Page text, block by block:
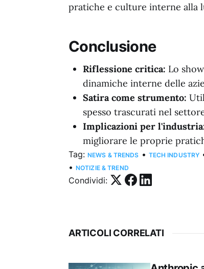
pratiche e culture interne alla
Conclusione
Riflessione critica: Lo
dinamiche interne delle
Satira come strumento:
spesso trascurati nel
Implicazioni per
migliorare le proprie
Tag: NEWS & TRENDS • TECH INDUSTRY
• NOTIZIE & TREND
Condividi:
ARTICOLI CORRELATI